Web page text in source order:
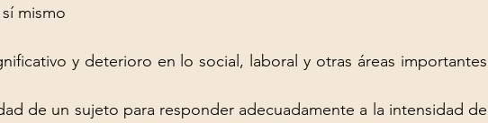
mismo
y deterioro en lo social, laboral y otras áreas importantes
de un sujeto para responder adecuadamente a la intensidad de